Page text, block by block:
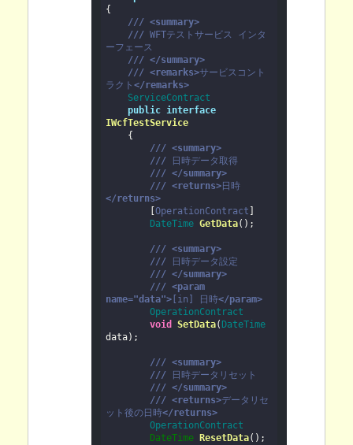
{
/// <summary>
/// WFTテストサービス インタ
ーフェース
/// </summary>
/// <remarks>サービスコント
ラクト </remarks>
ServiceContract
public interface
IWcfTestService
/// <summary>
///
日時データ取得
/// </summary>
/// <returns>日時
</returns>
OperationContract
DateTime GetData( ) ;
/// <summary>
///
日時データ設定
/// </summary>
/// <param
name="data">[in] 日時</param>
OperationContract
void
SetData( DateTime
data) ;
/// <summary>
///
日時データリセット
/// </summary>
/// <returns>データリセ
ット後の日時</returns>
OperationContract
DateTime
ResetData( ) ;